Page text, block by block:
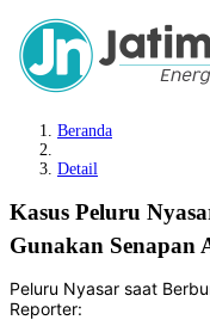
Beranda
Detail
Kasus Peluru
Gunakan Senapan
Peluru Nyasar saat
Reporter: